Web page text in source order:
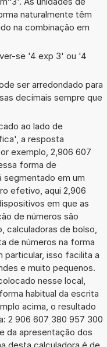
naturalmente têm
na combinação em
se '4 exp 3' ou '4
ser arredondado para
decimais sempre que
ao lado de
a resposta
exemplo, 2,906 607
forma de
segmentado em um
efetivo, aqui 2,906
em que as
de números são
calculadoras de bolso,
de números na forma
particular, isso facilita a
e muito pequenos.
nesse local,
habitual da escrita
acima, o resultado
2 906 607 380 957 300
da apresentação dos
desta calculadora é de